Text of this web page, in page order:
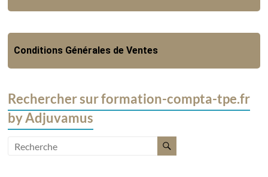
Conditions Générales de Ventes
Rechercher sur formation-compta-tpe.fr
by Adjuvamus